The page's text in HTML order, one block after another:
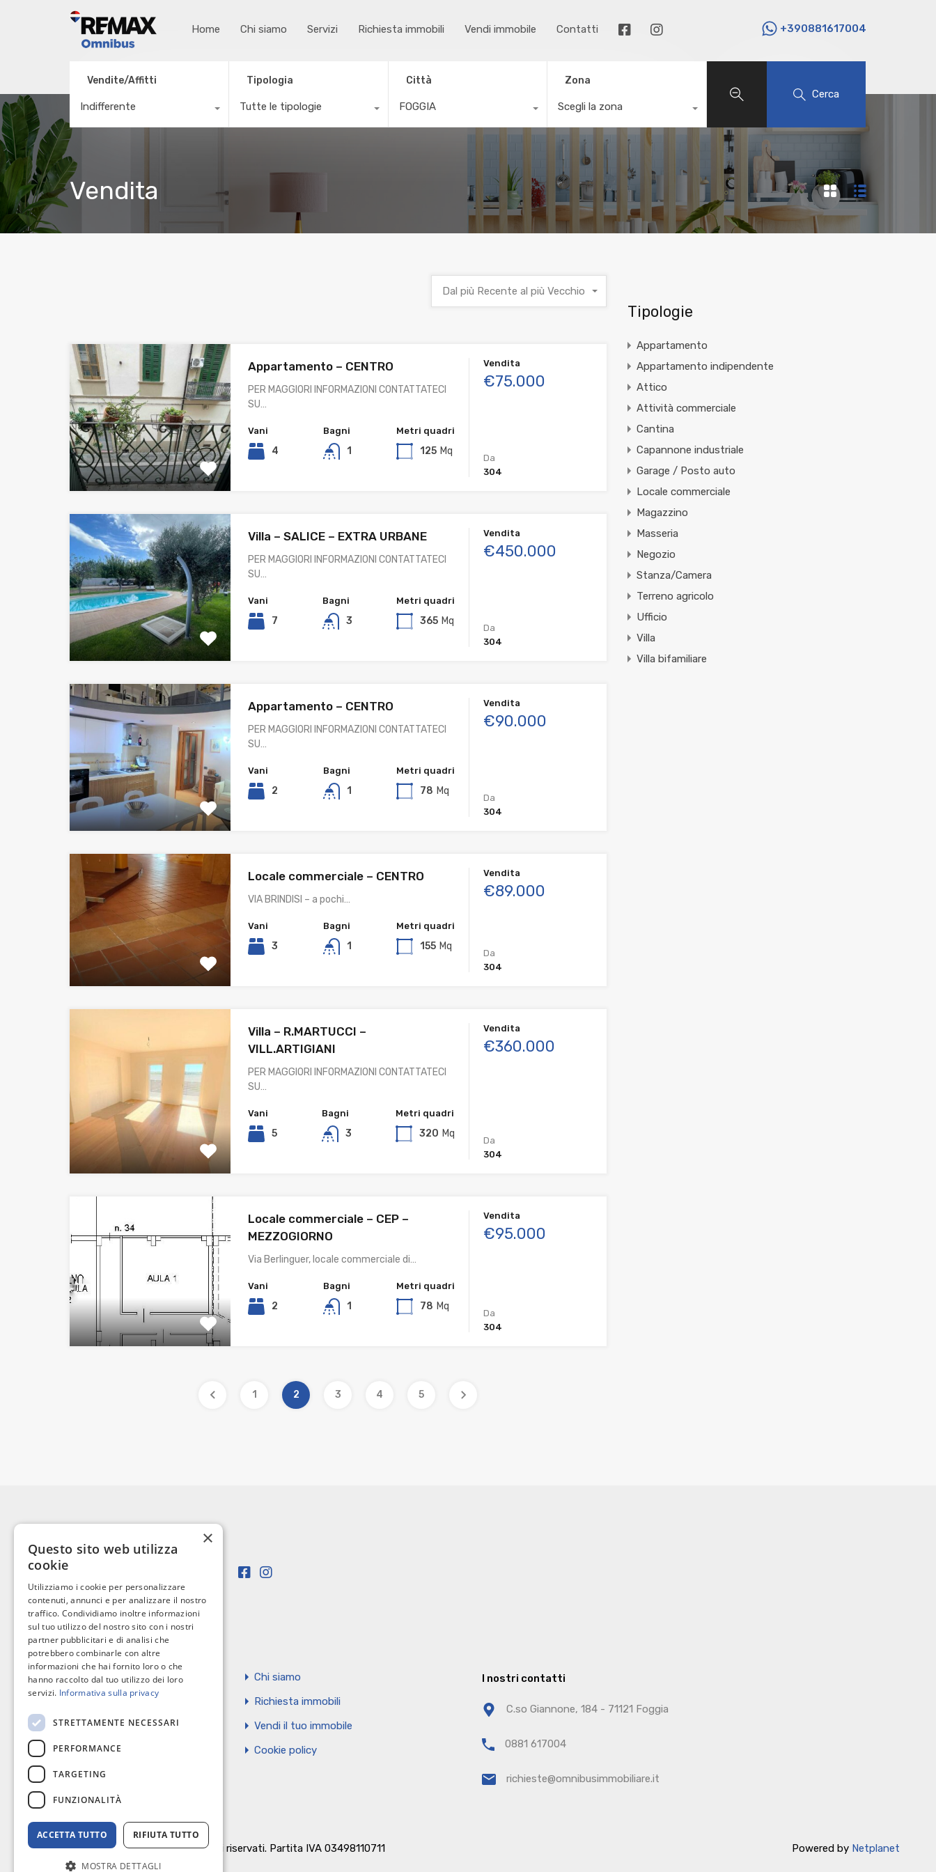
Home Chi siamo Servizi Richiesta immobili Vendi immobile Contatti +390881617004
Vendite/Affitti
Indifferente
Tipologia
Tutte le tipologie
Città
FOGGIA
Zona
Scegli la zona
Cerca
Vendita
Dal più Recente al più Vecchio
Appartamento – CENTRO
PER MAGGIORI INFORMAZIONI CONTATTATECI
SU…
Vani
4
Bagni
1
Metri quadri
125 Mq
Vendita
€75.000
Da
304
Villa – SALICE – EXTRA URBANE
PER MAGGIORI INFORMAZIONI CONTATTATECI
SU…
Vani
7
Bagni
3
Metri quadri
365 Mq
Vendita
€450.000
Da
304
Appartamento – CENTRO
PER MAGGIORI INFORMAZIONI CONTATTATECI
SU…
Vani
2
Bagni
1
Metri quadri
78 Mq
Vendita
€90.000
Da
304
Locale commerciale – CENTRO
VIA BRINDISI – a pochi…
Vani
3
Bagni
1
Metri quadri
155 Mq
Vendita
€89.000
Da
304
Villa – R.MARTUCCI –
VILL.ARTIGIANI
PER MAGGIORI INFORMAZIONI CONTATTATECI
SU…
Vani
5
Bagni
3
Metri quadri
320 Mq
Vendita
€360.000
Da
304
Locale commerciale – CEP –
MEZZOGIORNO
Via Berlinguer, locale commerciale di…
Vani
2
Bagni
1
Metri quadri
78 Mq
Vendita
€95.000
Da
304
1 2 3 4 5
Tipologie
Appartamento
Appartamento indipendente
Attico
Attività commerciale
Cantina
Capannone industriale
Garage / Posto auto
Locale commerciale
Magazzino
Masseria
Negozio
Stanza/Camera
Terreno agricolo
Ufficio
Villa
Villa bifamiliare
Home
Chi siamo
Richiesta immobili
Contatti
Vendi il tuo immobile
Privacy Policy
Cookie policy
I nostri contatti
C.so Giannone, 184 - 71121 Foggia
0881 617004
richieste@omnibusimmobiliare.it
© Omnibus Immobiliare Srl. Tutti i diritti riservati. Partita IVA 03498110711 Powered by Netplanet
×
Questo sito web utilizza
cookie
Utilizziamo i cookie per personalizzare
contenuti, annunci e per analizzare il nostro
traffico. Condividiamo inoltre informazioni
sul tuo utilizzo del nostro sito con i nostri
partner pubblicitari e di analisi che
potrebbero combinarle con altre
informazioni che hai fornito loro o che
hanno raccolto dal tuo utilizzo dei loro
servizi. Informativa sulla privacy
STRETTAMENTE NECESSARI
PERFORMANCE
TARGETING
FUNZIONALITÀ
ACCETTA TUTTO RIFIUTA TUTTO
MOSTRA DETTAGLI